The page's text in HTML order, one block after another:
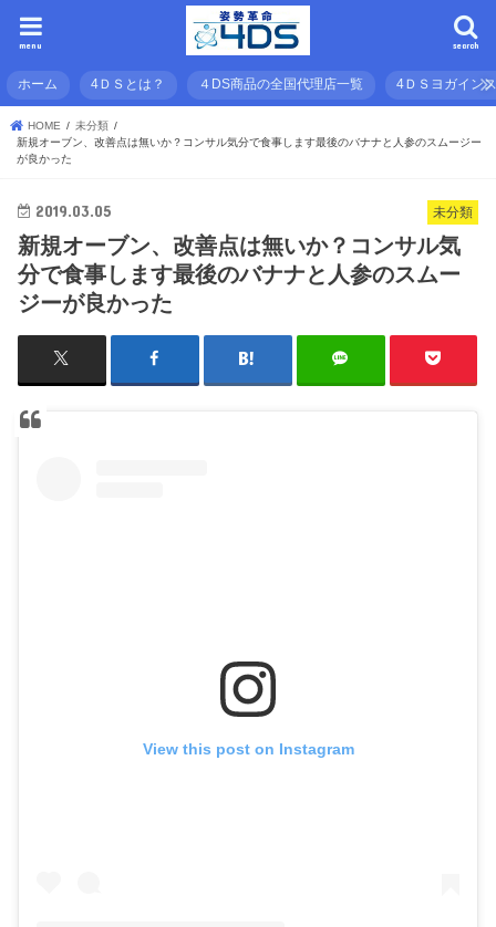
search
menu
ホーム 4ＤＳとは？ ４DS商品の全国代理店一覧 4ＤＳヨガイン
HOME
未分類
新規オーブン、改善点は無いか？コンサル気分で食事します最後のバナナと人参のスムージー
が良かった
未分類
2019.03.05
新規オーブン、改善点は無いか？コンサル気
分で食事します最後のバナナと人参のスムー
ジーが良かった
View this post on Instagram